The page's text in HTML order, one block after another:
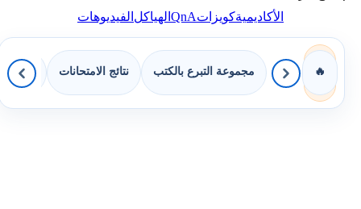
الأكاديميةكويزاتQnAالهياكلالفيديوهات
🔥 مجموعة التبرع بالكتب نتائج الامتحانات